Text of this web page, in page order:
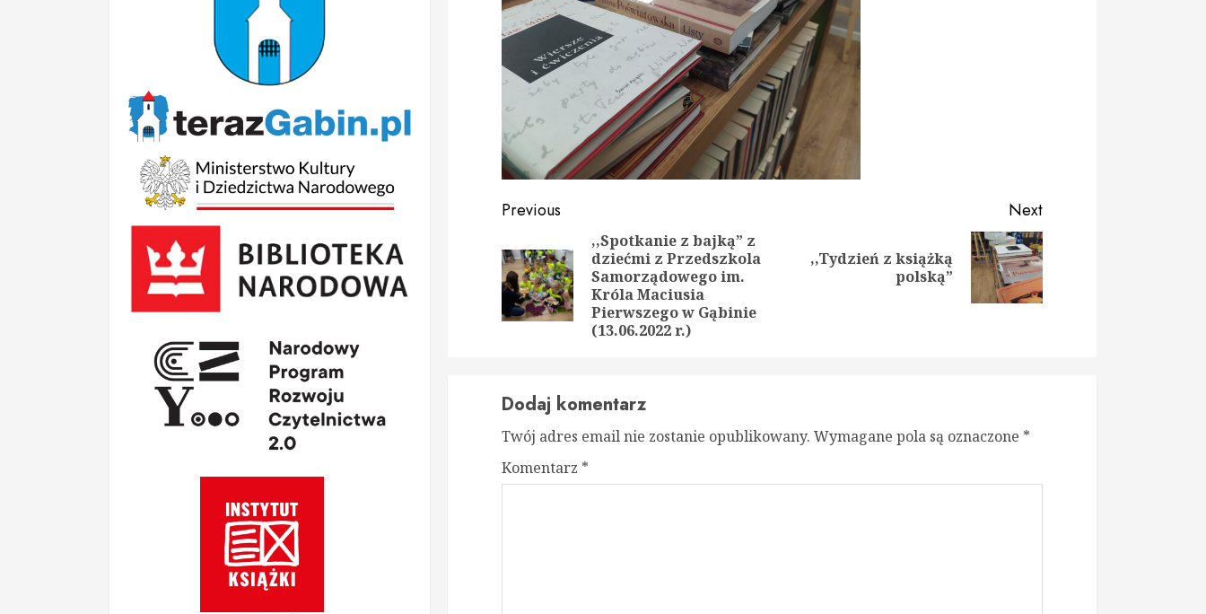
Continue
Reading
Previous
,,Spotkanie z bajką” z
dziećmi z Przedszkola
Samorządowego im.
Króla Maciusia
Pierwszego w Gąbinie
(13.06.2022 r.)
Next
,,Tydzień z książką
polską”
Dodaj komentarz
Twój adres email nie zostanie opublikowany. Wymagane pola są oznaczone *
Komentarz *